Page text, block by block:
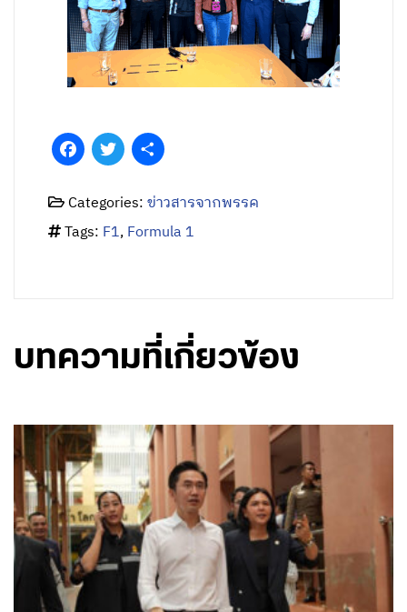
FacebookTwitter
Categories:ข่าวสารจากพรรค
Tags: F1,Formula 1
บทความที่เกี่ยวข้อง